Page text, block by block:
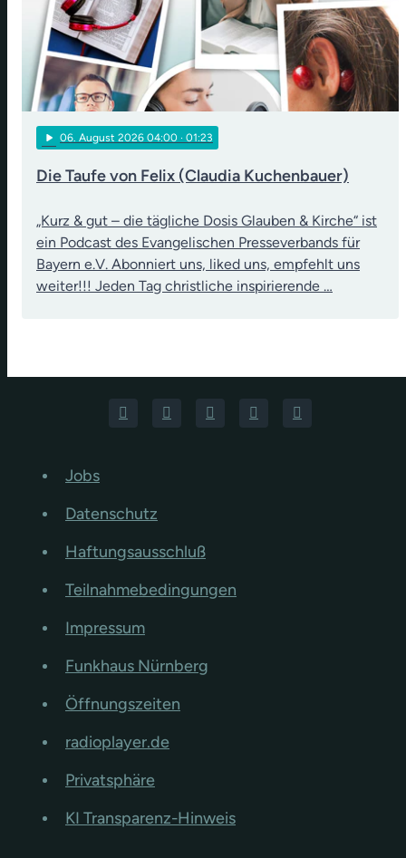
play_arrow 06. August 2026 04:00 · 01:23
Die Taufe von Felix (Claudia Kuchenbauer)
„Kurz & gut – die tägliche Dosis Glauben & Kirche“ ist
ein Podcast des Evangelischen Presseverbands für
Bayern e.V. Abonniert uns, liked uns, empfehlt uns
weiter!!! Jeden Tag christliche inspirierende …
Jobs
Datenschutz
Haftungsausschluß
Teilnahmebedingungen
Impressum
Funkhaus Nürnberg
Öffnungszeiten
radioplayer.de
Privatsphäre
KI Transparenz-Hinweis